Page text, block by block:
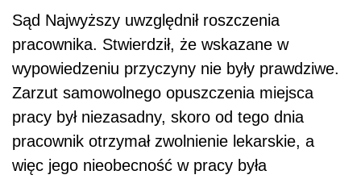
Sąd Najwyższy uwzględnił roszczenia
pracownika. Stwierdził, że wskazane w
wypowiedzeniu przyczyny nie były prawdziwe.
Zarzut samowolnego opuszczenia miejsca
pracy był niezasadny, skoro od tego dnia
pracownik otrzymał zwolnienie lekarskie, a
więc jego nieobecność w pracy była